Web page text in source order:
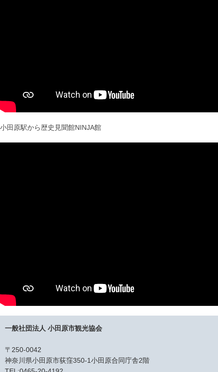
小田原駅から歴史見聞館NINJA館
一般社団法人 小田原市観光協会
〒250-0042
神奈川県小田原市荻窪350-1小田原合同庁舎2階